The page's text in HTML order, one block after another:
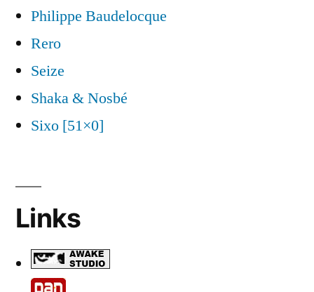
Philippe Baudelocque
Rero
Seize
Shaka & Nosbé
Sixo [51×0]
Links